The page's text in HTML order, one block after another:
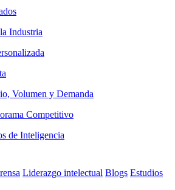
Industria
Volumen y Demanda
Competitivo
de Inteligencia
Liderazgo intelectual Blogs Estudios